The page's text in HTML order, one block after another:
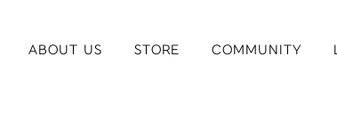
ABOUT US STORE COMMUNITY